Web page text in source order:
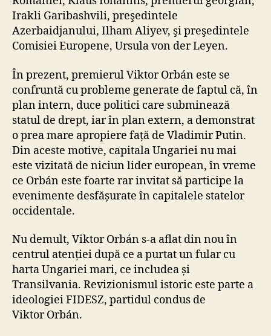
Irakli Garibashvili, preşedintele
Azerbaidjanului, Ilham Aliyev, şi preşedintele
Comisiei Europene, Ursula von der Leyen.
În prezent, premierul Viktor Orbán este se
confruntă cu probleme generate de faptul că, în
plan intern, duce politici care subminează
statul de drept, iar în plan extern, a demonstrat
o prea mare apropiere față de Vladimir Putin.
Din aceste motive, capitala Ungariei nu mai
este vizitată de niciun lider european, în vreme
ce Orbán este foarte rar invitat să participe la
evenimente desfășurate în capitalele statelor
occidentale.
Nu demult, Viktor Orbán s-a aflat din nou în
centrul atenției după ce a purtat un fular cu
harta Ungariei mari, ce includea și
Transilvania. Revizionismul istoric este parte a
ideologiei FIDESZ, partidul condus de
Viktor Orbán.